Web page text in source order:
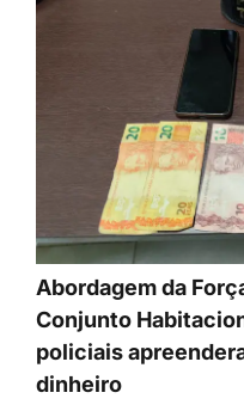
Abordagem da
Conjunto
policiais
dinheiro